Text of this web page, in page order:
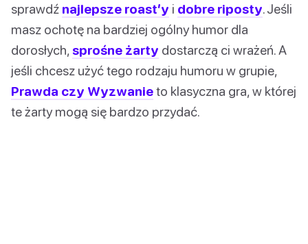
sprawdź najlepsze roast’y i dobre riposty. Jeśli
masz ochotę na bardziej ogólny humor dla
dorosłych, sprośne żarty dostarczą ci wrażeń. A
jeśli chcesz użyć tego rodzaju humoru w grupie,
Prawda czy Wyzwanieto klasyczna gra, w której
te żarty mogą się bardzo przydać.